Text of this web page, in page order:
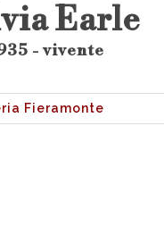
Earle
- vivente
Fieramonte